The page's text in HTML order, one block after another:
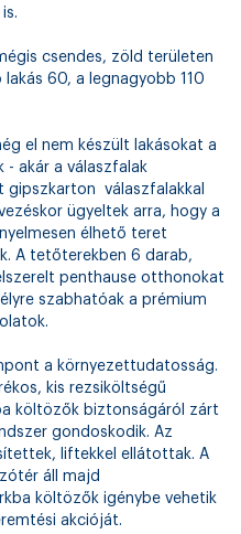
csendes, zöld területen
60, a legnagyobb 110
el nem készült lakásokat a
- akár a válaszfalak
gipszkarton válaszfalakkal
ügyeltek arra, hogy a
élhető teret
A tetőterekben 6 darab,
penthause otthonokat
szabhatóak a prémium
a környezettudatosság.
kis rezsiköltségű
költözők biztonságáról zárt
gondoskodik. Az
liftekkel ellátottak. A
áll majd
költözők igénybe vehetik
akcióját.